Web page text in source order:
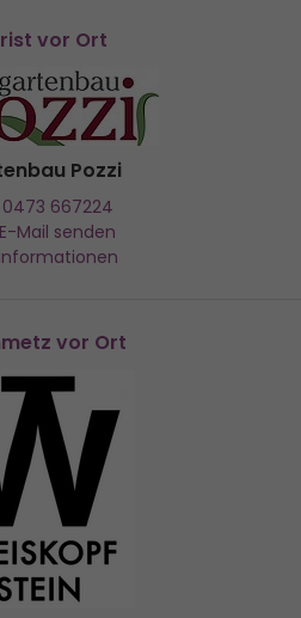
vor Ort
Pozzi
0473 667224
E-Mail senden
Informationen
vor Ort